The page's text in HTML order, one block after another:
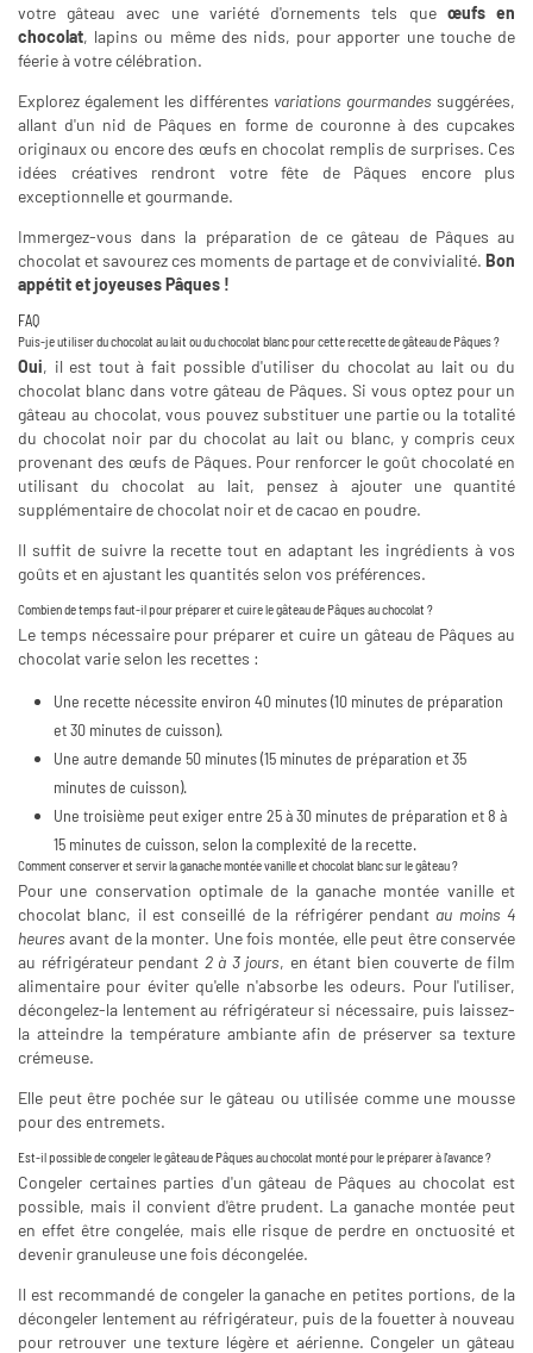
votre gâteau avec une variété d'ornements tels que œufs en
chocolat, lapins ou même des nids, pour apporter une touche de
féerie à votre célébration.
Explorez également les différentes variations gourmandes suggérées,
allant d'un nid de Pâques en forme de couronne à des cupcakes
originaux ou encore des œufs en chocolat remplis de surprises. Ces
idées créatives rendront votre fête de Pâques encore plus
exceptionnelle et gourmande.
Immergez-vous dans la préparation de ce gâteau de Pâques au
chocolat et savourez ces moments de partage et de convivialité. Bon
appétit et joyeuses Pâques !
FAQ
Puis-je utiliser du chocolat au lait ou du chocolat blanc pour cette recette de gâteau de Pâques ?
Oui, il est tout à fait possible d'utiliser du chocolat au lait ou du
chocolat blanc dans votre gâteau de Pâques. Si vous optez pour un
gâteau au chocolat, vous pouvez substituer une partie ou la totalité
du chocolat noir par du chocolat au lait ou blanc, y compris ceux
provenant des œufs de Pâques. Pour renforcer le goût chocolaté en
utilisant du chocolat au lait, pensez à ajouter une quantité
supplémentaire de chocolat noir et de cacao en poudre.
Il suffit de suivre la recette tout en adaptant les ingrédients à vos
goûts et en ajustant les quantités selon vos préférences.
Combien de temps faut-il pour préparer et cuire le gâteau de Pâques au chocolat ?
Le temps nécessaire pour préparer et cuire un gâteau de Pâques au
chocolat varie selon les recettes :
Une recette nécessite environ 40 minutes (10 minutes de préparation
et 30 minutes de cuisson).
Une autre demande 50 minutes (15 minutes de préparation et 35
minutes de cuisson).
Une troisième peut exiger entre 25 à 30 minutes de préparation et 8 à
15 minutes de cuisson, selon la complexité de la recette.
Comment conserver et servir la ganache montée vanille et chocolat blanc sur le gâteau ?
Pour une conservation optimale de la ganache montée vanille et
chocolat blanc, il est conseillé de la réfrigérer pendant au moins 4
heuresavant de la monter. Une fois montée, elle peut être conservée
au réfrigérateur pendant 2 à 3 jours, en étant bien couverte de film
alimentaire pour éviter qu'elle n'absorbe les odeurs. Pour l'utiliser,
décongelez-la lentement au réfrigérateur si nécessaire, puis laissez-
la atteindre la température ambiante afin de préserver sa texture
crémeuse.
Elle peut être pochée sur le gâteau ou utilisée comme une mousse
pour des entremets.
Est-il possible de congeler le gâteau de Pâques au chocolat monté pour le préparer à l'avance ?
Congeler certaines parties d'un gâteau de Pâques au chocolat est
possible, mais il convient d'être prudent. La ganache montée peut
en effet être congelée, mais elle risque de perdre en onctuosité et
devenir granuleuse une fois décongelée.
Il est recommandé de congeler la ganache en petites portions, de la
décongeler lentement au réfrigérateur, puis de la fouetter à nouveau
pour retrouver une texture légère et aérienne. Congeler un gâteau